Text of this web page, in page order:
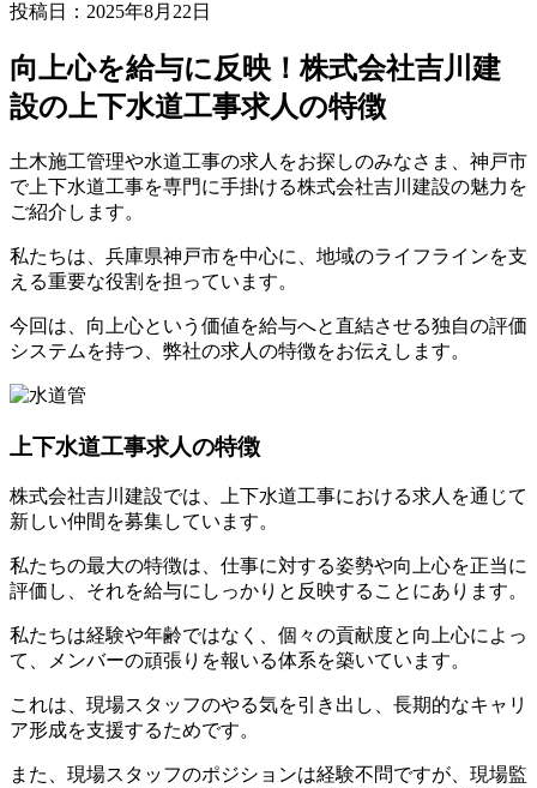
投稿日： 2025年8月22日
向上心を給与に反映！株式会社吉川建
設の上下水道工事求人の特徴
土木施工管理や水道工事の求人をお探しのみなさま、神戸市
で上下水道工事を専門に手掛ける株式会社吉川建設の魅力を
ご紹介します。
私たちは、兵庫県神戸市を中心に、地域のライフラインを支
える重要な役割を担っています。
今回は、向上心という価値を給与へと直結させる独自の評価
システムを持つ、弊社の求人の特徴をお伝えします。
上下水道工事求人の特徴
株式会社吉川建設では、上下水道工事における求人を通じて
新しい仲間を募集しています。
私たちの最大の特徴は、仕事に対する姿勢や向上心を正当に
評価し、それを給与にしっかりと反映することにあります。
私たちは経験や年齢ではなく、個々の貢献度と向上心によっ
て、メンバーの頑張りを報いる体系を築いています。
これは、現場スタッフのやる気を引き出し、長期的なキャリ
ア形成を支援するためです。
また、現場スタッフのポジションは経験不問ですが、現場監